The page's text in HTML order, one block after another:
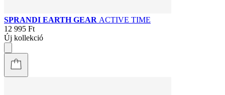
SPRANDI EARTH GEAR ACTIVE TIME
12 995 Ft
Új kollekció